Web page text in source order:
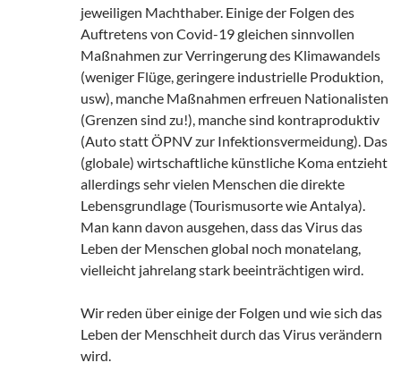
jeweiligen Machthaber. Einige der Folgen des
Auftretens von Covid-19 gleichen sinnvollen
Maßnahmen zur Verringerung des Klimawandels
(weniger Flüge, geringere industrielle Produktion,
usw), manche Maßnahmen erfreuen Nationalisten
(Grenzen sind zu!), manche sind kontraproduktiv
(Auto statt ÖPNV zur Infektionsvermeidung). Das
(globale) wirtschaftliche künstliche Koma entzieht
allerdings sehr vielen Menschen die direkte
Lebensgrundlage (Tourismusorte wie Antalya).
Man kann davon ausgehen, dass das Virus das
Leben der Menschen global noch monatelang,
vielleicht jahrelang stark beeinträchtigen wird.
Wir reden über einige der Folgen und wie sich das
Leben der Menschheit durch das Virus verändern
wird.